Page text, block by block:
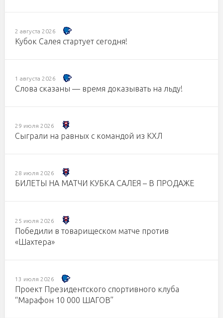
2 августа 2026
Кубок Салея стартует сегодня!
1 августа 2026
Слова сказаны — время доказывать на льду!
29 июля 2026
Сыграли на равных с командой из КХЛ
28 июля 2026
БИЛЕТЫ НА МАТЧИ КУБКА САЛЕЯ – В ПРОДАЖЕ
25 июля 2026
Победили в товарищеском матче против
«Шахтера»
13 июля 2026
Проект Президентского спортивного клуба
“Марафон 10 000 ШАГОВ”